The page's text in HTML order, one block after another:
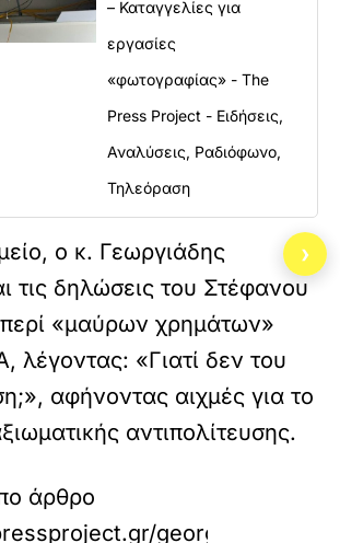
– Καταγγελίες για
εργασίες
«φωτογραφίας» - The
Press Project - Ειδήσεις,
Αναλύσεις, Ραδιόφωνο,
Τηλεόραση
ο κ. Γεωργιάδης
τις δηλώσεις του Στέφανου
«μαύρων χρημάτων»
λέγοντας: «Γιατί δεν του
αφήνοντας αιχμές για το
αντιπολίτευσης.
άρθρο
georgiadis-
›